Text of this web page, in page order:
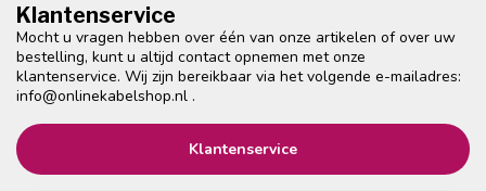
Klantenservice
Mocht u vragen hebben over één van onze artikelen of over uw
bestelling, kunt u altijd contact opnemen met onze
klantenservice. Wij zijn bereikbaar via het volgende e-mailadres:
info@onlinekabelshop.nl .
Klantenservice